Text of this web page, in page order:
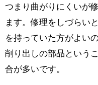
つまり曲がりにくいが
ます。修理をしづらい
を持っていた方がよい
削り出しの部品という
合が多いです。